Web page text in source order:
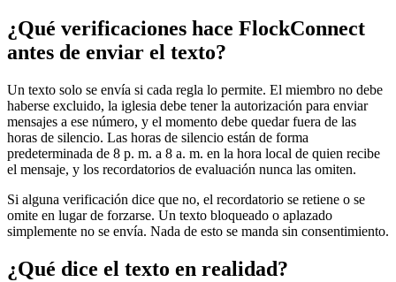
¿Qué verificaciones hace FlockConnect
antes de enviar el texto?
Un texto solo se envía si cada regla lo permite. El miembro no debe
haberse excluido, la iglesia debe tener la autorización para enviar
mensajes a ese número, y el momento debe quedar fuera de las
horas de silencio. Las horas de silencio están de forma
predeterminada de 8 p. m. a 8 a. m. en la hora local de quien recibe
el mensaje, y los recordatorios de evaluación nunca las omiten.
Si alguna verificación dice que no, el recordatorio se retiene o se
omite en lugar de forzarse. Un texto bloqueado o aplazado
simplemente no se envía. Nada de esto se manda sin consentimiento.
¿Qué dice el texto en realidad?